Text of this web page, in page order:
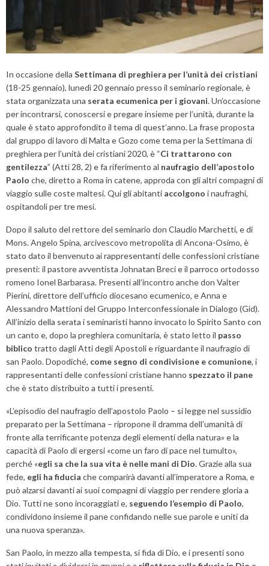
In occasione della Settimana di preghiera per l’unità dei cristiani
(18-25 gennaio), lunedì 20 gennaio presso il seminario regionale, è
stata organizzata una serata ecumenica per i giovani. Un’occasione
per incontrarsi, conoscersi e pregare insieme per l’unità, durante la
quale è stato approfondito il tema di quest’anno. La frase proposta
dal gruppo di lavoro di Malta e Gozo come tema per la Settimana di
preghiera per l’unità dei cristiani 2020, è “Ci trattarono con
gentilezza” (Atti 28, 2) e fa riferimento al naufragio dell’apostolo
Paolo che, diretto a Roma in catene, approda con gli altri compagni di
viaggio sulle coste maltesi. Qui gli abitanti accolgono i naufraghi,
ospitandoli per tre mesi.
Dopo il saluto del rettore del seminario don Claudio Marchetti, e di
Mons. Angelo Spina, arcivescovo metropolita di Ancona-Osimo, è
stato dato il benvenuto ai rappresentanti delle confessioni cristiane
presenti: il pastore avventista Johnatan Breci e il parroco ortodosso
romeno Ionel Barbarasa. Presenti all’incontro anche don Valter
Pierini, direttore dell’ufficio diocesano ecumenico, e Anna e
Alessandro Mattioni del Gruppo Interconfessionale in Dialogo (Gid).
All’inizio della serata i seminaristi hanno invocato lo Spirito Santo con
un canto e, dopo la preghiera comunitaria, è stato letto il passo
biblico tratto dagli Atti degli Apostoli e riguardante il naufragio di
san Paolo. Dopodiché, come segno di condivisione e comunione, i
rappresentanti delle confessioni cristiane hanno spezzato il pane
che è stato distribuito a tutti i presenti.
«L’episodio del naufragio dell’apostolo Paolo – si legge nel sussidio
preparato per la Settimana – ripropone il dramma dell’umanità di
fronte alla terrificante potenza degli elementi della natura» e la
capacità di Paolo di ergersi «come un faro di pace nel tumulto»,
perché «egli sa che la sua vita è nelle mani di Dio. Grazie alla sua
fede, egli ha fiducia che comparirà davanti all’imperatore a Roma, e
può alzarsi davanti ai suoi compagni di viaggio per rendere gloria a
Dio. Tutti ne sono incoraggiati e, seguendo l’esempio di Paolo,
condividono insieme il pane confidando nelle sue parole e uniti da
una nuova speranza».
San Paolo, in mezzo alla tempesta, si fida di Dio, e i presenti sono